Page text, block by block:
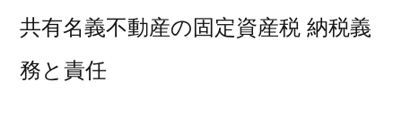
共有名義不動産の固定資産税 納税義
務と責任